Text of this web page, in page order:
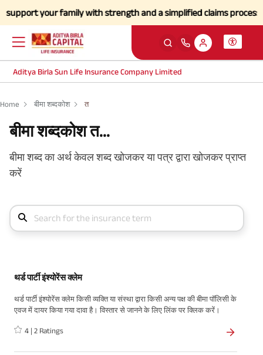
your family with strength and a simplified claims process
Aditya Birla Sun Life Insurance Company Limited
Home बीमा शब्दकोश त
बीमा शब्दकोश त...
बीमा शब्द का अर्थ केवल शब्द खोजकर या पत्र द्वारा खोजकर प्राप्त
करें
थर्ड पार्टी इंश्योरेंस क्लेम
थर्ड पार्टी इंश्योरेंस क्लेम किसी व्यक्ति या संस्था द्वारा किसी अन्य पक्ष की बीमा पॉलिसी के
एवज में दायर किया गया दावा है। विस्तार से जानने के लिए लिंक पर क्लिक करें।
4 | 2 Ratings